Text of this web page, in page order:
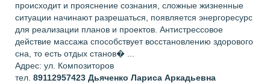
происходит и прояснение сознания, сложные жизненные
ситуации начинают разрешаться, появляется энергоресурс
для реализации планов и проектов. Антистрессовое
действие массажа способствует восстановлению здорового
сна, то есть отдых станов� ...
Адрес: ул. Композиторов
тел. 89112957423 Дьяченко Лариса Аркадьевна